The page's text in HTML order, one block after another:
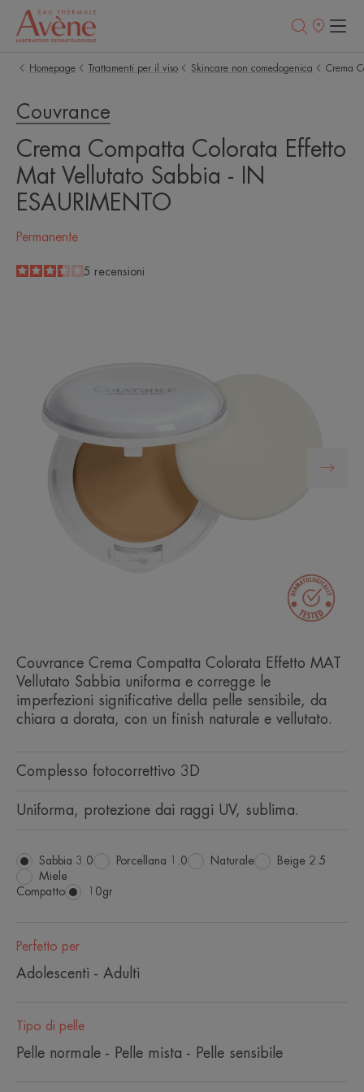
Punti
Homepage Trattamenti per il viso Skincare non comedogenica Crema
Couvrance
Crema Compatta Colorata Effetto
Mat Vellutato Sabbia - IN
ESAURIMENTO
Permanente
3.4
/
5
5 recensioni
Couvrance Crema Compatta Colorata Effetto MAT
Vellutato Sabbia uniforma e corregge le
imperfezioni significative della pelle sensibile, da
chiara a dorata, con un finish naturale e vellutato.
Complesso fotocorrettivo 3D
Uniforma, protezione dai raggi UV, sublima.
Sabbia 3.0 Porcellana 1.0 Naturale
Beige 2.5
Miele
Compatto
Compatto
10gr
Perfetto per
Adolescenti - Adulti
Tipo di pelle
Pelle normale - Pelle mista - Pelle sensibile